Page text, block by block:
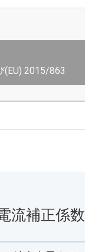
2015/863
流補正係数